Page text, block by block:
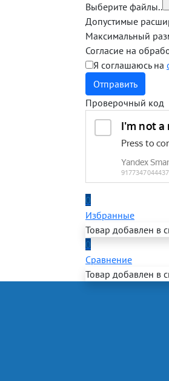
Выберите файлы..
Допустимые
Максимальный
Согласие на
Я соглашаюсь на
Отправить
Проверочный код
0
Избранные
Товар добавлен в
0
Сравнение
Товар добавлен в